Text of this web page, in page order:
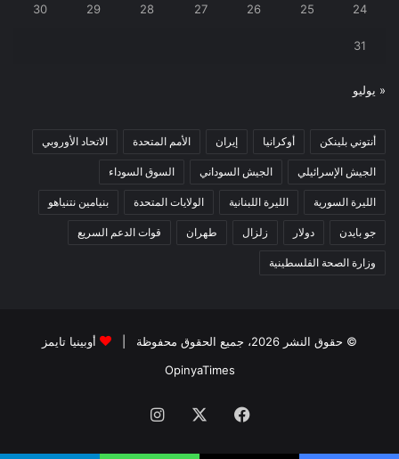
24
25
26
27
28
29
30
31
« يوليو
أنتوني بلينكن أوكرانيا إيران الأمم المتحدة الاتحاد الأوروبي
الجيش الإسرائيلي الجيش السوداني السوق السوداء
الليرة السورية الليرة اللبنانية الولايات المتحدة بنيامين نتنياهو
جو بايدن دولار زلزال طهران قوات الدعم السريع
وزارة الصحة الفلسطينية
© حقوق النشر 2026، جميع الحقوق محفوظة |
أوبينيا تايمز
OpinyaTimes
فيسبوك انستقرام